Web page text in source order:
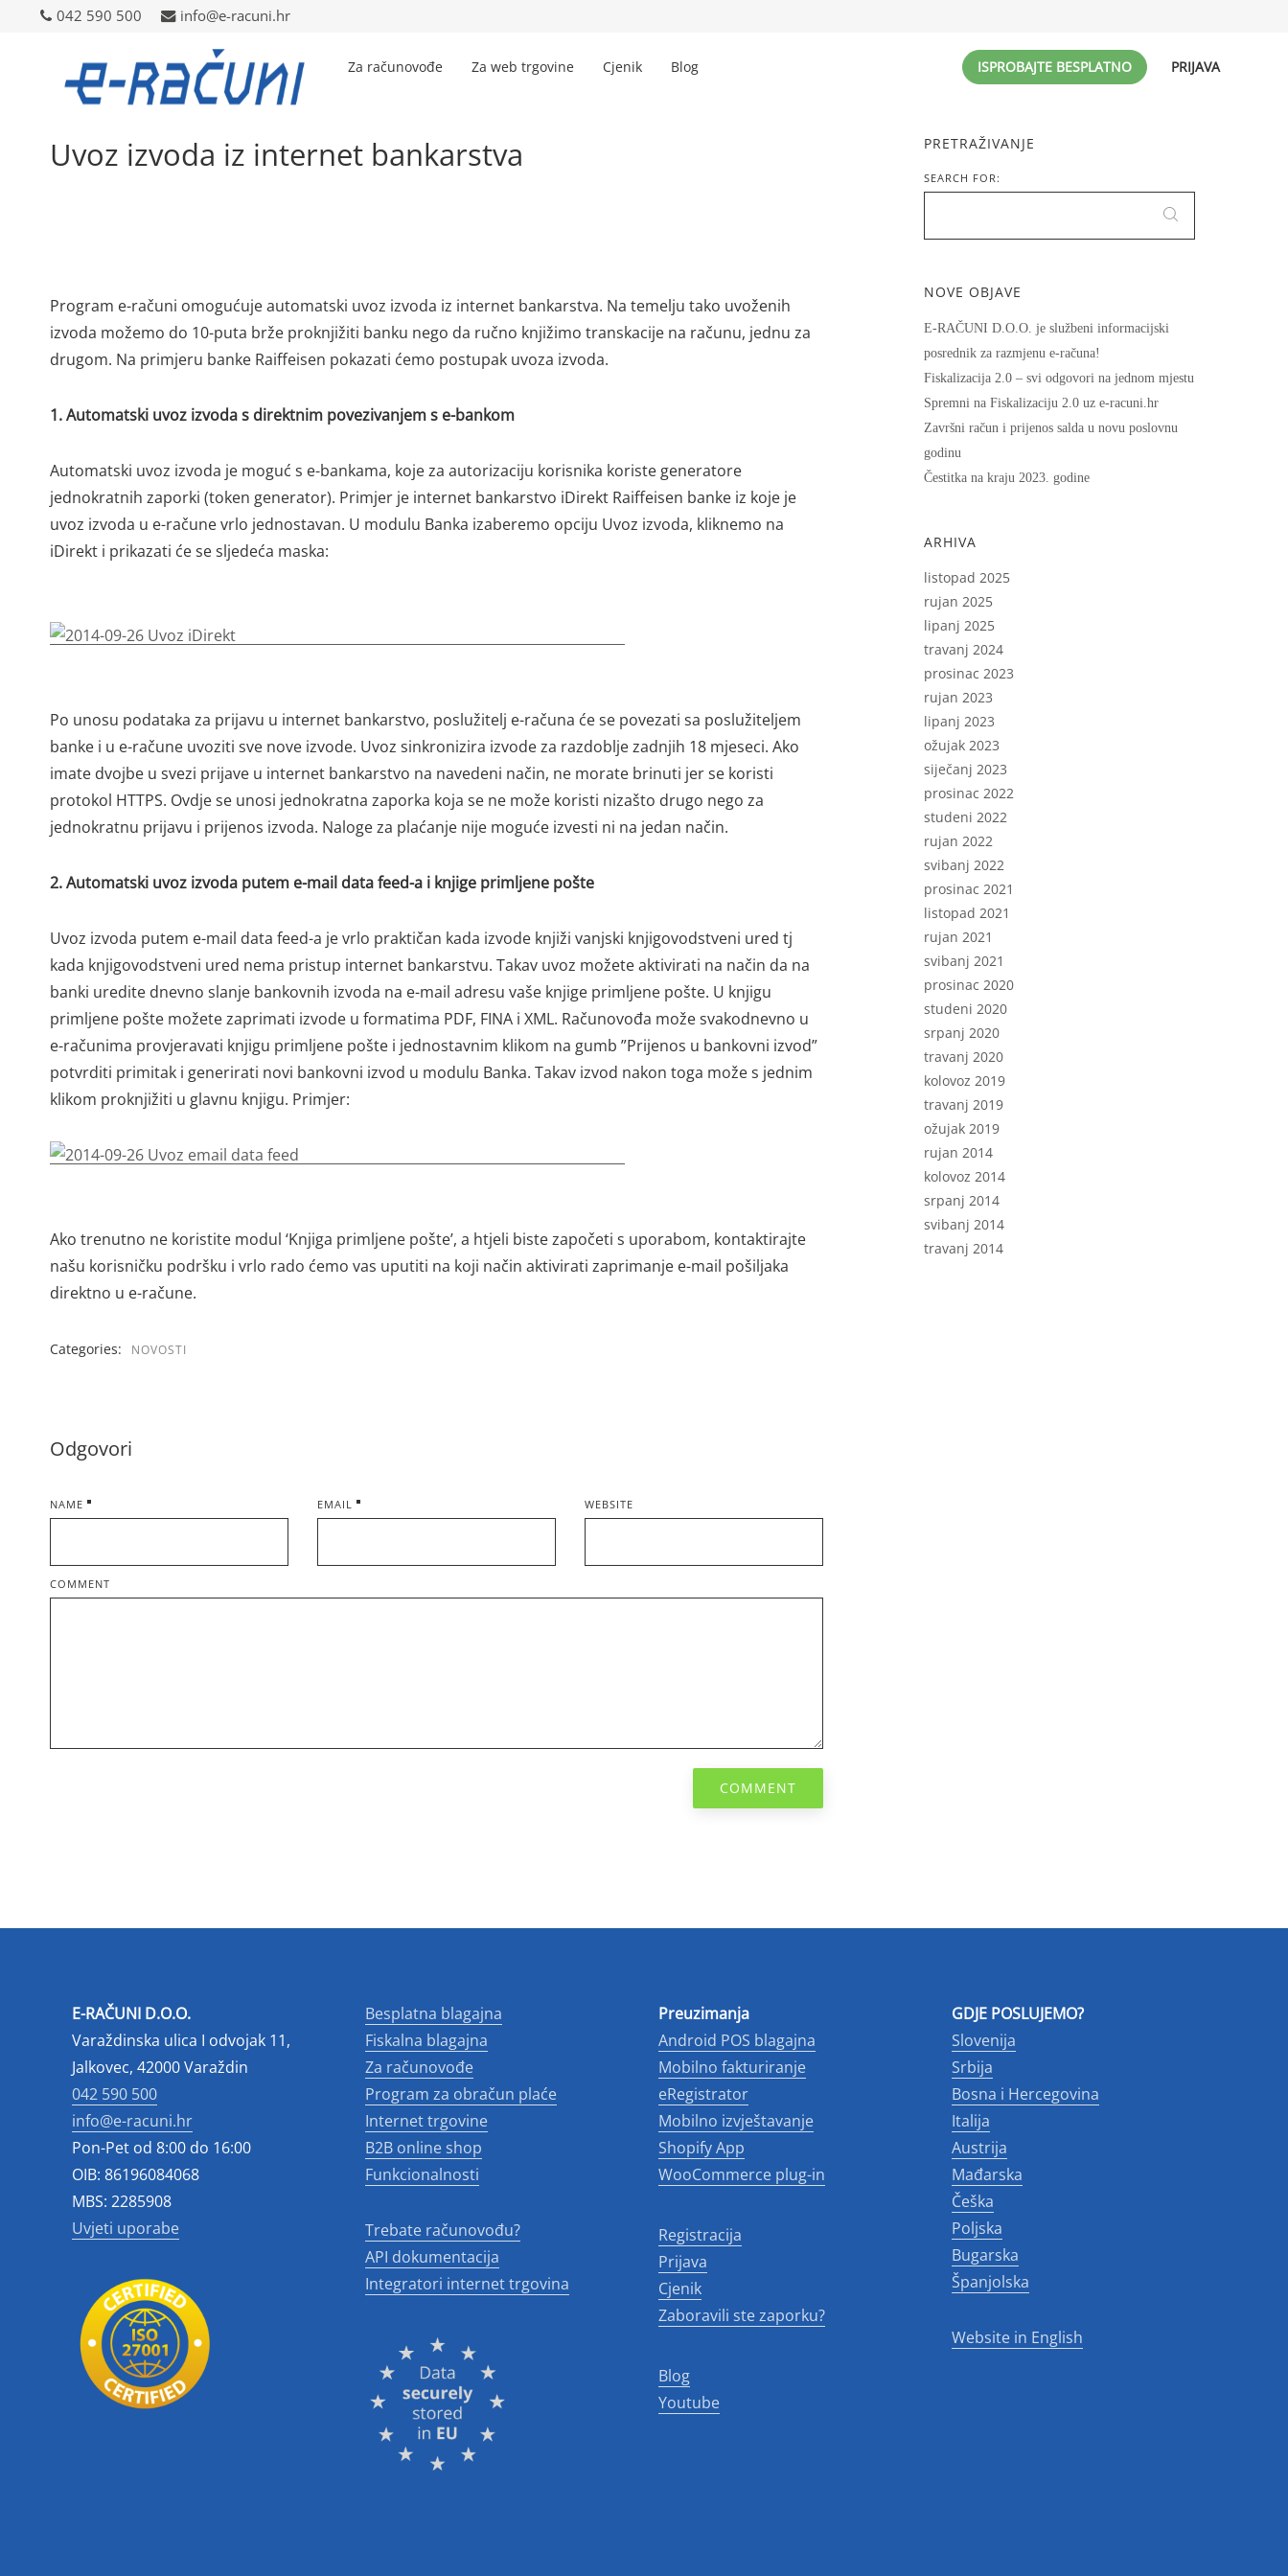
042 590 500 info@e-racuni.hr
Za računovođe Za web trgovine Cjenik Blog ISPROBAJTE BESPLATNO PRIJAVA
042 590 500 info@e-racuni.hr
Uvoz izvoda iz internet bankarstva
Program e-računi omogućuje automatski uvoz izvoda iz internet bankarstva. Na temelju tako uvoženih
izvoda možemo do 10-puta brže proknjižiti banku nego da ručno knjižimo transkacije na računu, jednu za
drugom. Na primjeru banke Raiffeisen pokazati ćemo postupak uvoza izvoda.
1. Automatski uvoz izvoda s direktnim povezivanjem s e-bankom
Automatski uvoz izvoda je moguć s e-bankama, koje za autorizaciju korisnika koriste generatore
jednokratnih zaporki (token generator). Primjer je internet bankarstvo iDirekt Raiffeisen banke iz koje je
uvoz izvoda u e-račune vrlo jednostavan. U modulu Banka izaberemo opciju Uvoz izvoda, kliknemo na
iDirekt i prikazati će se sljedeća maska:
Po unosu podataka za prijavu u internet bankarstvo, poslužitelj e-računa će se povezati sa poslužiteljem
banke i u e-račune uvoziti sve nove izvode. Uvoz sinkronizira izvode za razdoblje zadnjih 18 mjeseci. Ako
imate dvojbe u svezi prijave u internet bankarstvo na navedeni način, ne morate brinuti jer se koristi
protokol HTTPS. Ovdje se unosi jednokratna zaporka koja se ne može koristi nizašto drugo nego za
jednokratnu prijavu i prijenos izvoda. Naloge za plaćanje nije moguće izvesti ni na jedan način.
2. Automatski uvoz izvoda putem e-mail data feed-a i knjige primljene pošte
Uvoz izvoda putem e-mail data feed-a je vrlo praktičan kada izvode knjiži vanjski knjigovodstveni ured tj
kada knjigovodstveni ured nema pristup internet bankarstvu. Takav uvoz možete aktivirati na način da na
banki uredite dnevno slanje bankovnih izvoda na e-mail adresu vaše knjige primljene pošte. U knjigu
primljene pošte možete zaprimati izvode u formatima PDF, FINA i XML. Računovođa može svakodnevno u
e-računima provjeravati knjigu primljene pošte i jednostavnim klikom na gumb ”Prijenos u bankovni izvod”
potvrditi primitak i generirati novi bankovni izvod u modulu Banka. Takav izvod nakon toga može s jednim
klikom proknjižiti u glavnu knjigu. Primjer:
Ako trenutno ne koristite modul ‘Knjiga primljene pošte’, a htjeli biste započeti s uporabom, kontaktirajte
našu korisničku podršku i vrlo rado ćemo vas uputiti na koji način aktivirati zaprimanje e-mail pošiljaka
direktno u e-račune.
Categories: NOVOSTI
Odgovori
NAME EMAIL WEBSITE
COMMENT
COMMENT
PRETRAŽIVANJE
SEARCH FOR:
NOVE OBJAVE
E-RAČUNI D.O.O. je službeni informacijski
posrednik za razmjenu e-računa!
Fiskalizacija 2.0 – svi odgovori na jednom mjestu
Spremni na Fiskalizaciju 2.0 uz e-racuni.hr
Završni račun i prijenos salda u novu poslovnu
godinu
Čestitka na kraju 2023. godine
ARHIVA
listopad 2025
rujan 2025
lipanj 2025
travanj 2024
prosinac 2023
rujan 2023
lipanj 2023
ožujak 2023
siječanj 2023
prosinac 2022
studeni 2022
rujan 2022
svibanj 2022
prosinac 2021
listopad 2021
rujan 2021
svibanj 2021
prosinac 2020
studeni 2020
srpanj 2020
travanj 2020
kolovoz 2019
travanj 2019
ožujak 2019
rujan 2014
kolovoz 2014
srpanj 2014
svibanj 2014
travanj 2014
E-RAČUNI D.O.O.
Varaždinska ulica I odvojak 11,
Jalkovec, 42000 Varaždin
042 590 500
info@e-racuni.hr
Pon-Pet od 8:00 do 16:00
OIB: 86196084068
MBS: 2285908
Uvjeti uporabe
Besplatna blagajna
Fiskalna blagajna
Za računovođe
Program za obračun plaće
Internet trgovine
B2B online shop
Funkcionalnosti
Trebate računovođu?
API dokumentacija
Integratori internet trgovina
Preuzimanja
Android POS blagajna
Mobilno fakturiranje
eRegistrator
Mobilno izvještavanje
Shopify App
WooCommerce plug-in
Registracija
Prijava
Cjenik
Zaboravili ste zaporku?
Blog
Youtube
GDJE POSLUJEMO?
Slovenija
Srbija
Bosna i Hercegovina
Italija
Austrija
Mađarska
Češka
Poljska
Bugarska
Španjolska
Website in English